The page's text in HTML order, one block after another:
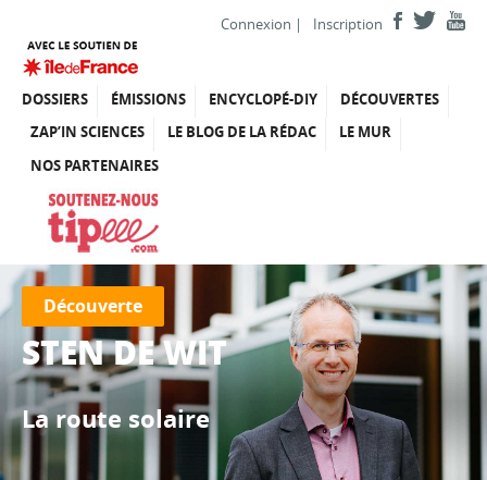
Connexion | Inscription
DOSSIERS ÉMISSIONS ENCYCLOPÉ-DIY
DÉCOUVERTES
ZAP’IN SCIENCES
LE BLOG DE LA RÉDAC
LE MUR
NOS PARTENAIRES
Découverte
STEN DE WIT
La route solaire